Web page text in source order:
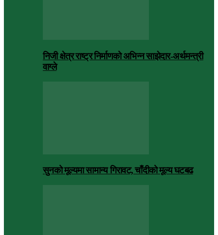
निजी क्षेत्र राष्ट्र निर्माणको अभिन्न साझेदार-अर्थमन्त्री
वाग्ले
सुनको मूल्यमा सामान्य गिरावट, चाँदीको मूल्य घटबढ